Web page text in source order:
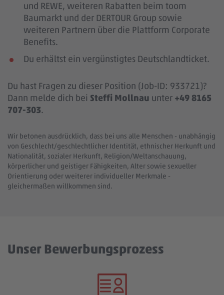
und REWE, weiteren Rabatten beim toom
Baumarkt und der DERTOUR Group sowie
weiteren Partnern über die Plattform Corporate
Benefits.
Du erhältst ein vergünstigtes Deutschlandticket.
Du hast Fragen zu dieser Position (Job-ID: 933721)?
Dann melde dich bei Steffi Mollnau unter +49 8165
707-303.
Wir betonen ausdrücklich, dass bei uns alle Menschen - unabhängig
von Geschlecht/geschlechtlicher Identität, ethnischer Herkunft und
Nationalität, sozialer Herkunft, Religion/Weltanschauung,
körperlicher und geistiger Fähigkeiten, Alter sowie sexueller
Orientierung oder weiterer individueller Merkmale -
gleichermaßen willkommen sind.
Unser Bewerbungsprozess